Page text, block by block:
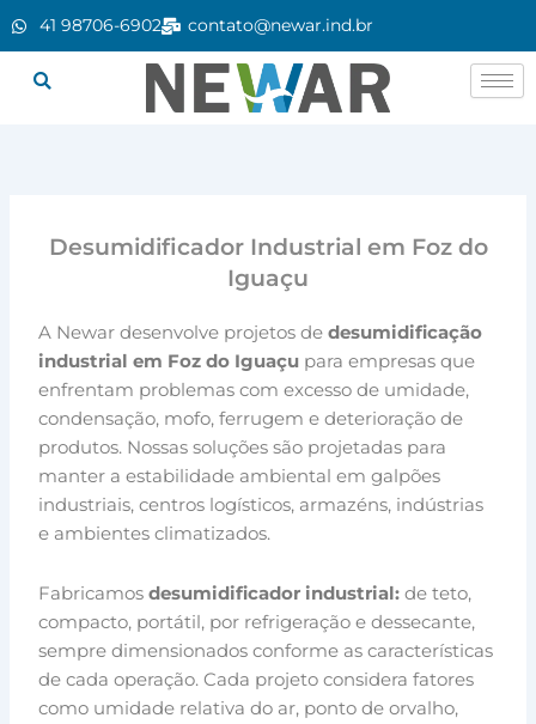
41 98706-6902 contato@newar.ind.br
Desumidificador Industrial em Foz do
Iguaçu
A Newar desenvolve projetos dedesumidificação
industrial em Foz do Iguaçu para empresas que
enfrentam problemas com excesso de umidade,
condensação, mofo, ferrugem e deterioração de
produtos. Nossas soluções são projetadas para
manter a estabilidade ambiental em galpões
industriais, centros logísticos, armazéns, indústrias
e ambientes climatizados.
Fabricamosdesumidificador industrial:de teto,
compacto, portátil, por refrigeração e dessecante,
sempre dimensionados conforme as características
de cada operação. Cada projeto considera fatores
como umidade relativa do ar, ponto de orvalho,